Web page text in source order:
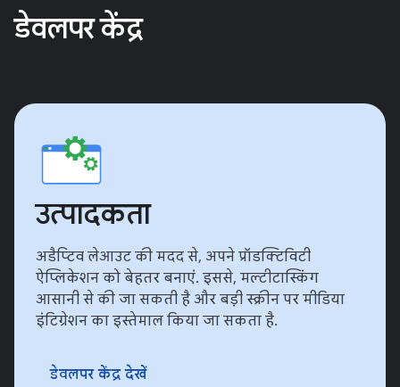
डेवलपर केंद्र
उत्पादकता
अडैप्टिव लेआउट की मदद से, अपने प्रॉडक्टिविटी
ऐप्लिकेशन को बेहतर बनाएं. इससे, मल्टीटास्किंग
आसानी से की जा सकती है और बड़ी स्क्रीन पर मीडिया
इंटिग्रेशन का इस्तेमाल किया जा सकता है.
डेवलपर केंद्र देखें